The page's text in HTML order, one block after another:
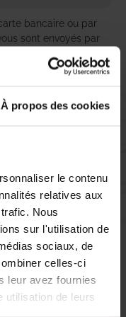
À propos des cookies
le contenu
relatives aux
Nous
sur l'utilisation de
sociaux, de
celles-ci
leur avez fournies
utilisation de leurs
bancaire ou par
sont envoyés par
de votre expérience
PIC.
à tout
que les